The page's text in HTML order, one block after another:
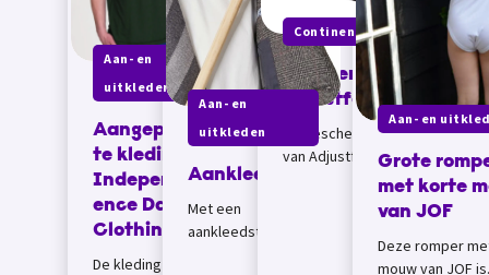
Aan- en
uitkleden
Aangepas
te kleding
Independ
ence Day
Clothing
De kleding van
Aan- en
uitkleden
Aankleedstok
Met een
aankleedstok kan je
Continentie
Beschermbroek
Adjustforyou
De beschermbroek
van Adjustforyou
incontinentiemateriaal
dus past altijd. Je
Aan- en
Grote
met korte
van JOF
Deze romper
mouw van JOF is